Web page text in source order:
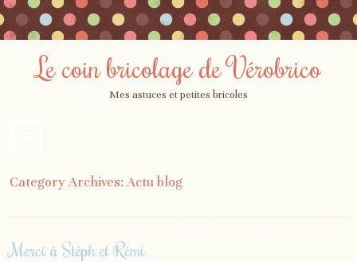
Le coin bricolage de Vérobrico
Mes astuces et petites bricoles
Category Archives: Actu blog
Merci à Stéph et Rémi